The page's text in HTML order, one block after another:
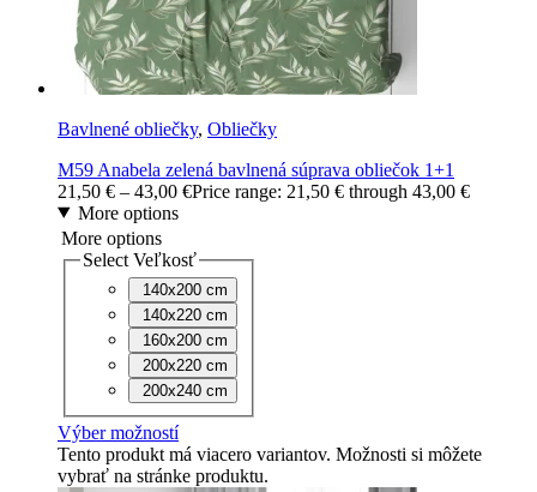
Bavlnené obliečky, Obliečky
M59 Anabela zelená bavlnená súprava obliečok 1+1
21,50 € – 43,00 €Price range: 21,50 € through 43,00 €
More options
More options
Select Veľkosť
140x200 cm
140x220 cm
160x200 cm
200x220 cm
200x240 cm
Výber možností
Tento produkt má viacero variantov. Možnosti si môžete
vybrať na stránke produktu.